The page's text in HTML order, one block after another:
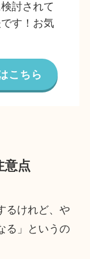
討されて
す！お気
こちら
意点
るけれど、や
る」というの